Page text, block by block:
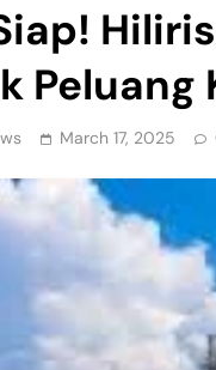
Peluang
March 17, 2025